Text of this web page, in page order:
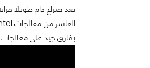
بفارق جيد على معالجات RYZEN 3000U المصنعة بدقة 12 نانومتر يجعلك تفكر في اقتناؤها بدلًا منها